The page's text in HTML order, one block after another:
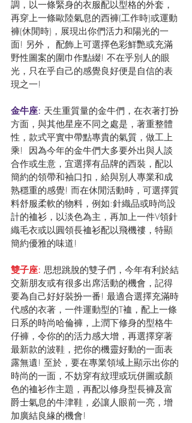
調，以一條緊身的衣服配以型格的外套，
再穿上一條歐陸氣息的西褲(工作時)或運動
褲(休閒時)，展現出你們活力和陽光的一
面! 另外， 配飾上可選擇色彩鮮艷或充滿
野性圖案的圍巾作點綴! 不在乎別人的眼
光，只在乎自己的感覺良好便是自信的表
現之一!
金牛座: 天生重質量的金牛們，在衣著打扮
方面，與其他星座不同之處是，著重整體
性，款式平實中帶點專貴的氣質，做工上
乘!  因為今年的金牛們大多要外出與人談
合作或生意，宜選擇有品牌的西裝，配以
簡約的領帶和袖口扣，給與別人專業和成
熟穩重的感覺! 而在休閒活動時，可選擇質
料舒服柔軟的物料，例如:針織品或時尚設
計的裇衫，以淡色為主，再加上一件V領針
織毛衣或以圓領長裇衫配以飛機䄛，特顯
簡約優雅的味道!
雙子座: 思想跳脫的雙子們，今年有利於結
交新朋友或有很多出席活動的機會，記得
要為自己好好裝扮一番! 最適合選擇充滿時
代感的衣著，一件運動型的T裇，配上一條
日系的時尚哈倫褲，上潤下修身的型格牛
仔褲，令你的的活力感大增，再選擇穿著
最新款的波鞋，把你的機靈好動的一面表
露無遺! 至於，要在專業領域上顯示出你的
時尚的一面，不妨穿有紋理或玩併圖或顏
色的裇衫作主題，再配以修身型長褲及富
爵士氣息的牛津鞋，必讓人眼前一亮，增
加廣結良緣的機會!